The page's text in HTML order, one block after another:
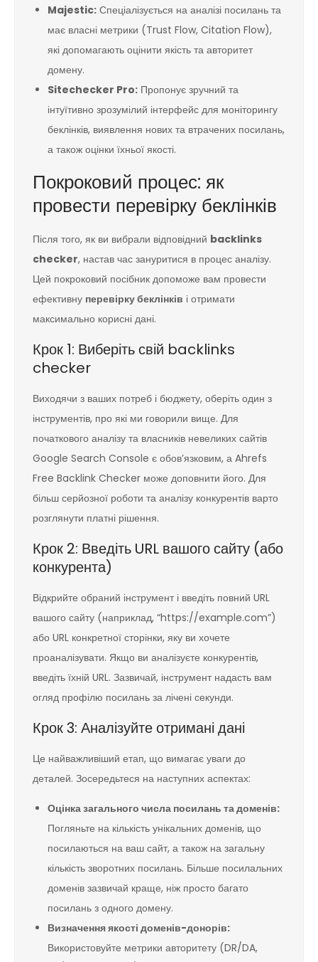
Majestic: Спеціалізується на аналізі посилань та
має власні метрики (Trust Flow, Citation Flow),
які допомагають оцінити якість та авторитет
домену.
Sitechecker Pro: Пропонує зручний та
інтуїтивно зрозумілий інтерфейс для моніторингу
беклінків, виявлення нових та втрачених посилань,
а також оцінки їхньої якості.
Покроковий процес: як
провести перевірку беклінків
Після того, як ви вибрали відповідний backlinks
checker, настав час зануритися в процес аналізу.
Цей покроковий посібник допоможе вам провести
ефективну перевірку беклінків і отримати
максимально корисні дані.
Крок 1: Виберіть свій backlinks
checker
Виходячи з ваших потреб і бюджету, оберіть один з
інструментів, про які ми говорили вище. Для
початкового аналізу та власників невеликих сайтів
Google Search Console є обов’язковим, а Ahrefs
Free Backlink Checker може доповнити його. Для
більш серйозної роботи та аналізу конкурентів варто
розглянути платні рішення.
Крок 2: Введіть URL вашого сайту (або
конкурента)
Відкрийте обраний інструмент і введіть повний URL
вашого сайту (наприклад, “https://example.com”)
або URL конкретної сторінки, яку ви хочете
проаналізувати. Якщо ви аналізуєте конкурентів,
введіть їхній URL. Зазвичай, інструмент надасть вам
огляд профілю посилань за лічені секунди.
Крок 3: Аналізуйте отримані дані
Це найважливіший етап, що вимагає уваги до
деталей. Зосередьтеся на наступних аспектах:
Оцінка загального числа посилань та доменів:
Погляньте на кількість унікальних доменів, що
посилаються на ваш сайт, а також на загальну
кількість зворотних посилань. Більше посилальних
доменів зазвичай краще, ніж просто багато
посилань з одного домену.
Визначення якості доменів-донорів:
Використовуйте метрики авторитету (DR/DA,